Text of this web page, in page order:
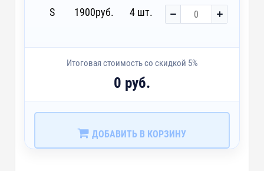
S 1900руб. 4 шт.
Итоговая стоимость со скидкой 5%
0 руб.
ДОБАВИТЬ В КОРЗИНУ